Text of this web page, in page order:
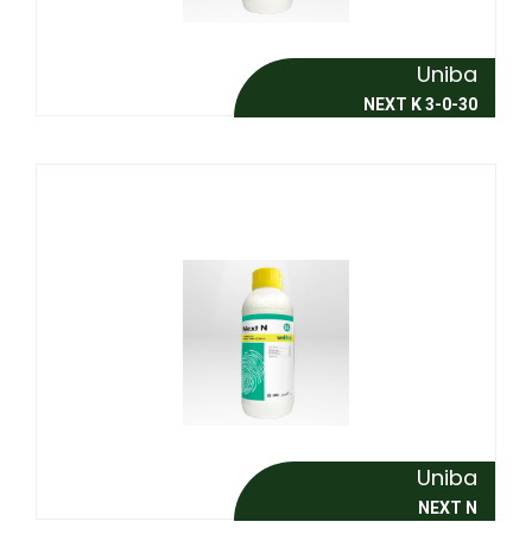
Uniba
NEXT K 3-0-30
Uniba
NEXT N